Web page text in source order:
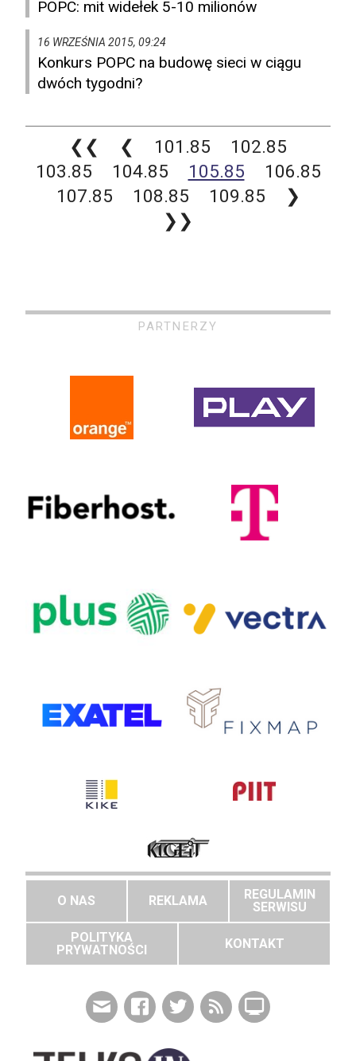
POPC: mit widełek 5-10 milionów
16 WRZEŚNIA 2015, 09:24
Konkurs POPC na budowę sieci w ciągu
dwóch tygodni?
❮❮ ❮ 101.85
102.85
103.85
104.85 105.85
106.85
107.85
108.85 109.85
❯
❯❯
PARTNERZY
O NAS REKLAMA
REGULAMIN
SERWISU
POLITYKA
PRYWATNOŚCI
KONTAKT